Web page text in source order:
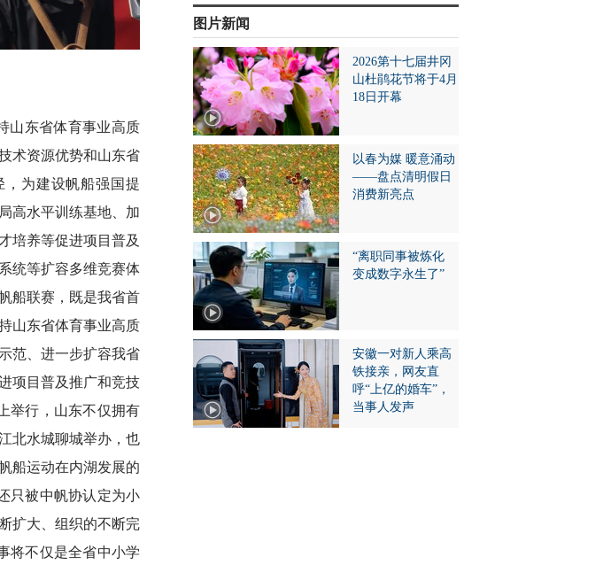
山东省体育事业高质
术资源优势和山东省
为建设帆船强国提
高水平训练基地、加
培养等促进项目普及
统等扩容多维竞赛体
船联赛，既是我省首
山东省体育事业高质
范、进一步扩容我省
项目普及推广和竞技
举行，山东不仅拥有
北水城聊城举办，也
船运动在内湖发展的
只被中帆协认定为小
扩大、组织的不断完
将不仅是全省中小学
图片新闻
2026第十七届井冈
山杜鹃花节将于4月
18日开幕
以春为媒 暖意涌动
——盘点清明假日
消费新亮点
“离职同事被炼化
变成数字永生了”
安徽一对新人乘高
铁接亲，网友直
呼“上亿的婚车”，
当事人发声